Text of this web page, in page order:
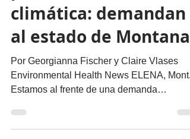
palabra contra la crisis
climática: demandan
al estado de Montana
Por Georgianna Fischer y Claire Vlases
Environmental Health News ELENA, Mont.
Estamos al frente de una demanda